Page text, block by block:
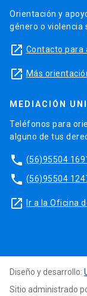
Orientación y
género o violencia
launch Contacto para
launch Más
MEDIACIÓN
Teléfonos para
alguno de tus
phone (56)95504
phone (56)95504
launch Ir a la Oficina
Diseño y desarrollo:
Sitio administrado